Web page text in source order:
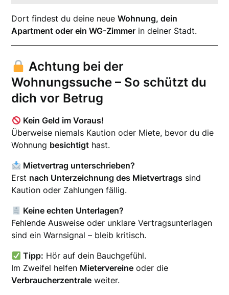
Dort findest du deine neueWohnung, dein
Apartment oder ein WG-Zimmer in deiner Stadt.
Achtung bei der
Wohnungssuche – So schützt du
dich vor Betrug
Kein Geld im Voraus!
Überweise niemals Kaution oder Miete, bevor du die
Wohnung besichtigt hast.
Mietvertrag unterschrieben?
Erst nach Unterzeichnung des Mietvertrags sind
Kaution oder Zahlungen fällig.
Keine echten Unterlagen?
Fehlende Ausweise oder unklare Vertragsunterlagen
sind ein Warnsignal – bleib kritisch.
Tipp: Hör auf dein Bauchgefühl.
Im Zweifel helfen Mietervereine oder die
Verbraucherzentrale weiter.